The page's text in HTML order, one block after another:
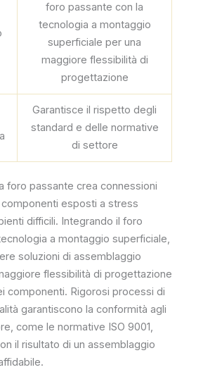
foro passante con la
tecnologia a montaggio
superficiale per una
maggiore flessibilità di
progettazione
Garantisce il rispetto degli
standard e delle normative
di settore
foro passante crea connessioni
esposti a stress
difficili. Integrando il foro
a montaggio superficiale,
soluzioni di assemblaggio
flessibilità di progettazione
componenti. Rigorosi processi di
garantiscono la conformità agli
come le normative ISO 9001,
il risultato di un assemblaggio